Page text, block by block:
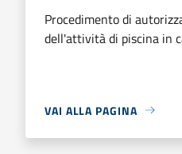
Procedimento di
dell'attività di piscina in
VAI ALLA PAGINA